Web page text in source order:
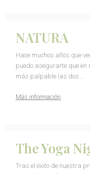
NATURA
Hace muchos años que
puedo asegurarte que en
más palpable las dos …
Más información
The Yoga
Tras el éxito de nuestra